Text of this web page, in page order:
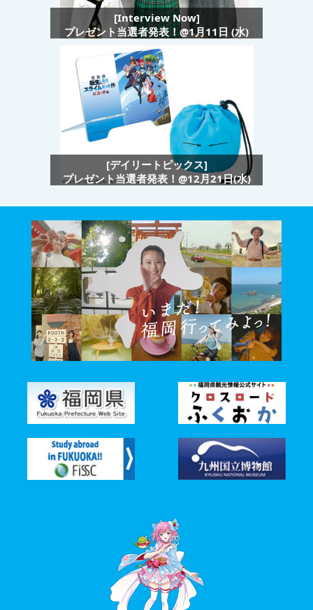
[Interview Now]
プレゼント当選者発表！@1月11日 (水)
[デイリートピックス]
プレゼント当選者発表！@12月21日(水)